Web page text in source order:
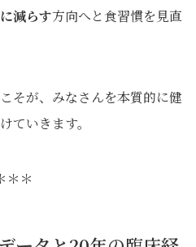
減らす方向へと食習慣を見直
そが、みなさんを本質的に健
ていきます。
＊＊